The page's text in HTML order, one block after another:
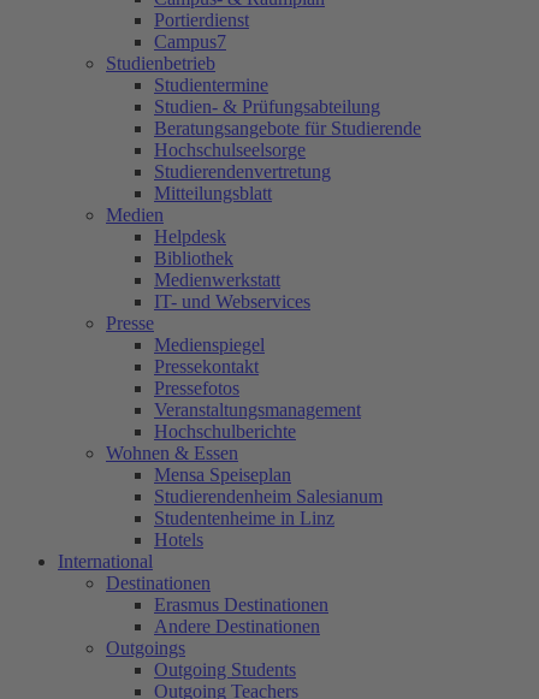
Portierdienst
Campus7
Studienbetrieb
Studientermine
Studien- & Prüfungsabteilung
Beratungsangebote für Studierende
Hochschulseelsorge
Studierendenvertretung
Mitteilungsblatt
Medien
Helpdesk
Bibliothek
Medienwerkstatt
IT- und Webservices
Presse
Medienspiegel
Pressekontakt
Pressefotos
Veranstaltungsmanagement
Hochschulberichte
Wohnen & Essen
Mensa Speiseplan
Studierendenheim Salesianum
Studentenheime in Linz
Hotels
International
Destinationen
Erasmus Destinationen
Andere Destinationen
Outgoings
Outgoing Students
Outgoing Teachers